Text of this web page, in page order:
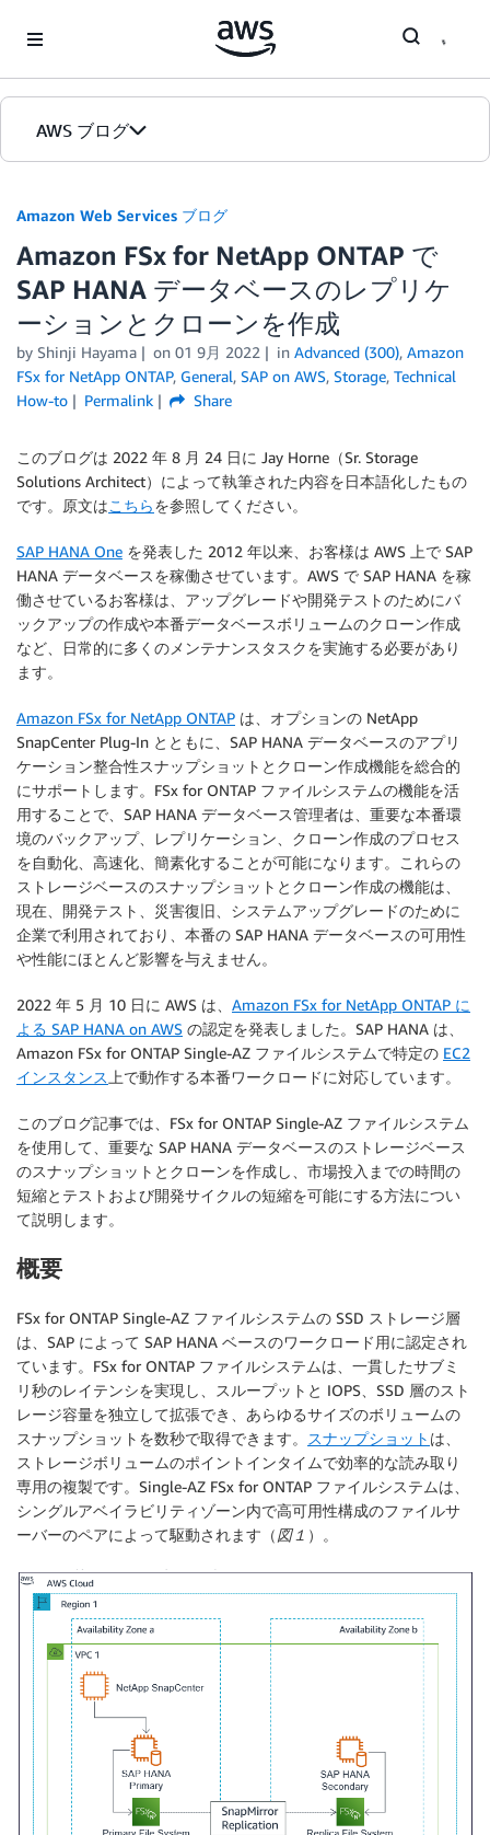
AWS ブログ
カテゴリ
エディション
Amazon Web Services ブログ
Amazon FSx for NetApp ONTAP で
SAP HANA データベースのレプリケ
ーションとクローンを作成
by Shinji Hayama on 01 9月 2022 in Advanced (300), Amazon
FSx for NetApp ONTAP, General, SAP on AWS, Storage, Technical
How-to
Permalink Share
このブログは 2022 年 8 月 24 日に Jay Horne（Sr. Storage
Solutions Architect）によって執筆された内容を日本語化したもの
です。原文はこちらを参照してください。
SAP HANA One を発表した 2012 年以来、お客様は AWS 上で SAP
HANA データベースを稼働させています。AWS で SAP HANA を稼
働させているお客様は、アップグレードや開発テストのためにバ
ックアップの作成や本番データベースボリュームのクローン作成
など、日常的に多くのメンテナンスタスクを実施する必要があり
ます。
Amazon FSx for NetApp ONTAP は、オプションの NetApp
SnapCenter Plug-In とともに、SAP HANA データベースのアプリ
ケーション整合性スナップショットとクローン作成機能を総合的
にサポートします。FSx for ONTAP ファイルシステムの機能を活
用することで、SAP HANA データベース管理者は、重要な本番環
境のバックアップ、レプリケーション、クローン作成のプロセス
を自動化、高速化、簡素化することが可能になります。これらの
ストレージベースのスナップショットとクローン作成の機能は、
現在、開発テスト、災害復旧、システムアップグレードのために
企業で利用されており、本番の SAP HANA データベースの可用性
や性能にほとんど影響を与えません。
2022 年 5 月 10 日に AWS は、 Amazon FSx for NetApp ONTAP に
よる SAP HANA on AWS の認定を発表しました。SAP HANA は、
Amazon FSx for ONTAP Single-AZ ファイルシステムで特定の EC2
インスタンス 上で動作する本番ワークロードに対応しています。
このブログ記事では、FSx for ONTAP Single-AZ ファイルシステム
を使用して、重要な SAP HANA データベースのストレージベース
のスナップショットとクローンを作成し、市場投入までの時間の
短縮とテストおよび開発サイクルの短縮を可能にする方法につい
て説明します。
概要
FSx for ONTAP Single-AZ ファイルシステムの SSD ストレージ層
は、SAP によって SAP HANA ベースのワークロード用に認定され
ています。FSx for ONTAP ファイルシステムは、一貫したサブミ
リ秒のレイテンシを実現し、スループットと IOPS、SSD 層のスト
レージ容量を独立して拡張でき、あらゆるサイズのボリュームの
スナップショットを数秒で取得できます。
スナップショット は、
ストレージボリュームのポイントインタイムで効率的な読み取り
専用の複製です。Single-AZ FSx for ONTAP ファイルシステムは、
シングルアベイラビリティゾーン内で高可用性構成のファイルサ
ーバーのペアによって駆動されます（図１ ）。